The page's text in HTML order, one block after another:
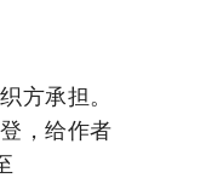
方承担。
，给作者